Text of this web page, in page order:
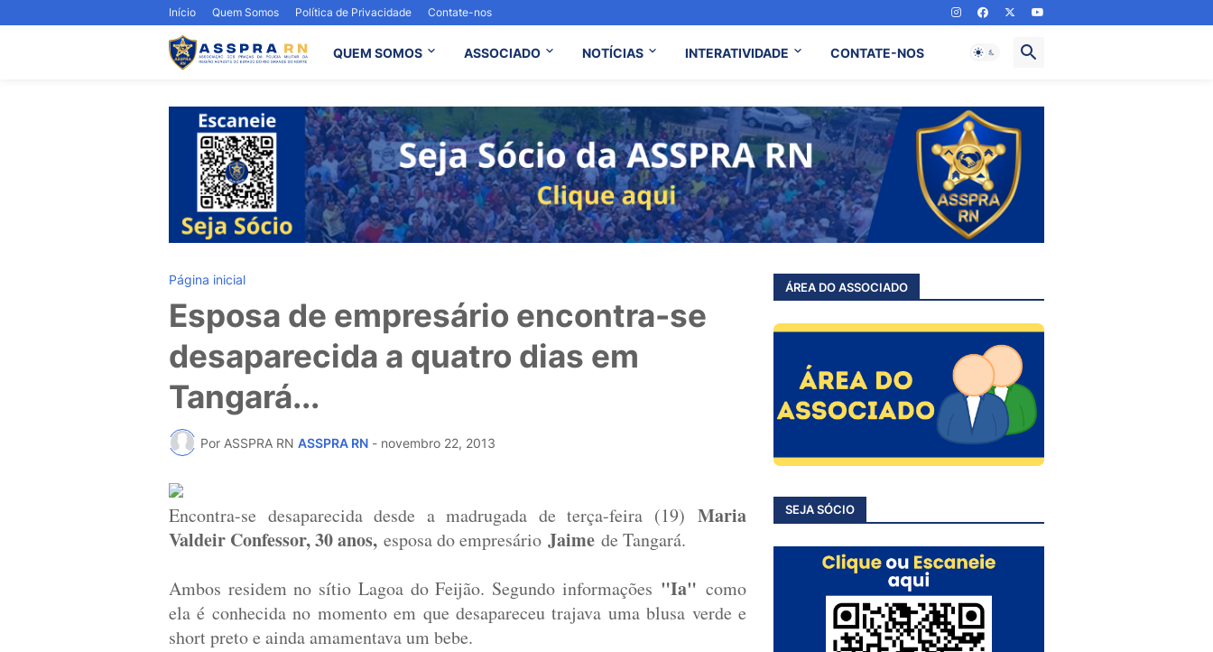
Início Quem Somos Política de Privacidade Contate-nos
QUEM SOMOS ASSOCIADO NOTÍCIAS INTERATIVIDADE CONTATE-NOS
Página inicial
Esposa de empresário encontra-se
desaparecida a quatro dias em
Tangará...
Por ASSPRA RN ASSPRA RN - novembro 22, 2013
Encontra-se desaparecida desde a madrugada de terça-feira (19) Maria
Valdeir Confessor, 30 anos, esposa do empresário Jaime de Tangará.
Ambos residem no sítio Lagoa do Feijão. Segundo informações "Ia" como
ela é conhecida no momento em que desapareceu trajava uma blusa verde e
short preto e ainda amamentava um bebe.
ÁREA DO ASSOCIADO
SEJA SÓCIO